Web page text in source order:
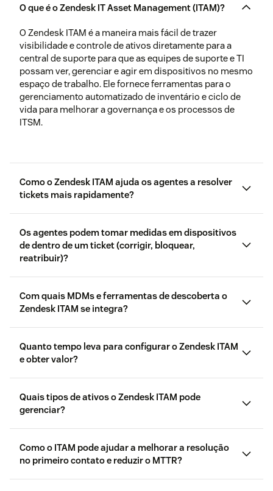
O que é o Zendesk IT Asset Management (ITAM)?
O Zendesk ITAM é a maneira mais fácil de trazer
visibilidade e controle de ativos diretamente para a
central de suporte para que as equipes de suporte e TI
possam ver, gerenciar e agir em dispositivos no mesmo
espaço de trabalho. Ele fornece ferramentas para o
gerenciamento automatizado de inventário e ciclo de
vida para melhorar a governança e os processos de
ITSM.
Como o Zendesk ITAM ajuda os agentes a resolver
tickets mais rapidamente?
Os agentes podem tomar medidas em dispositivos
de dentro de um ticket (corrigir, bloquear,
reatribuir)?
Com quais MDMs e ferramentas de descoberta o
Zendesk ITAM se integra?
Quanto tempo leva para configurar o Zendesk ITAM
e obter valor?
Quais tipos de ativos o Zendesk ITAM pode
gerenciar?
Como o ITAM pode ajudar a melhorar a resolução
no primeiro contato e reduzir o MTTR?